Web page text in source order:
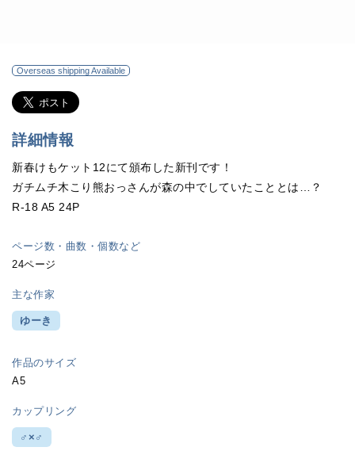
Overseas shipping Available
詳細情報
新春けもケット12にて頒布した新刊です！
ガチムチ木こり熊おっさんが森の中でしていたこととは…？
R-18 A5 24P
ページ数・曲数・個数など
24ページ
主な作家
ゆーき
作品のサイズ
A5
カップリング
♂×♂